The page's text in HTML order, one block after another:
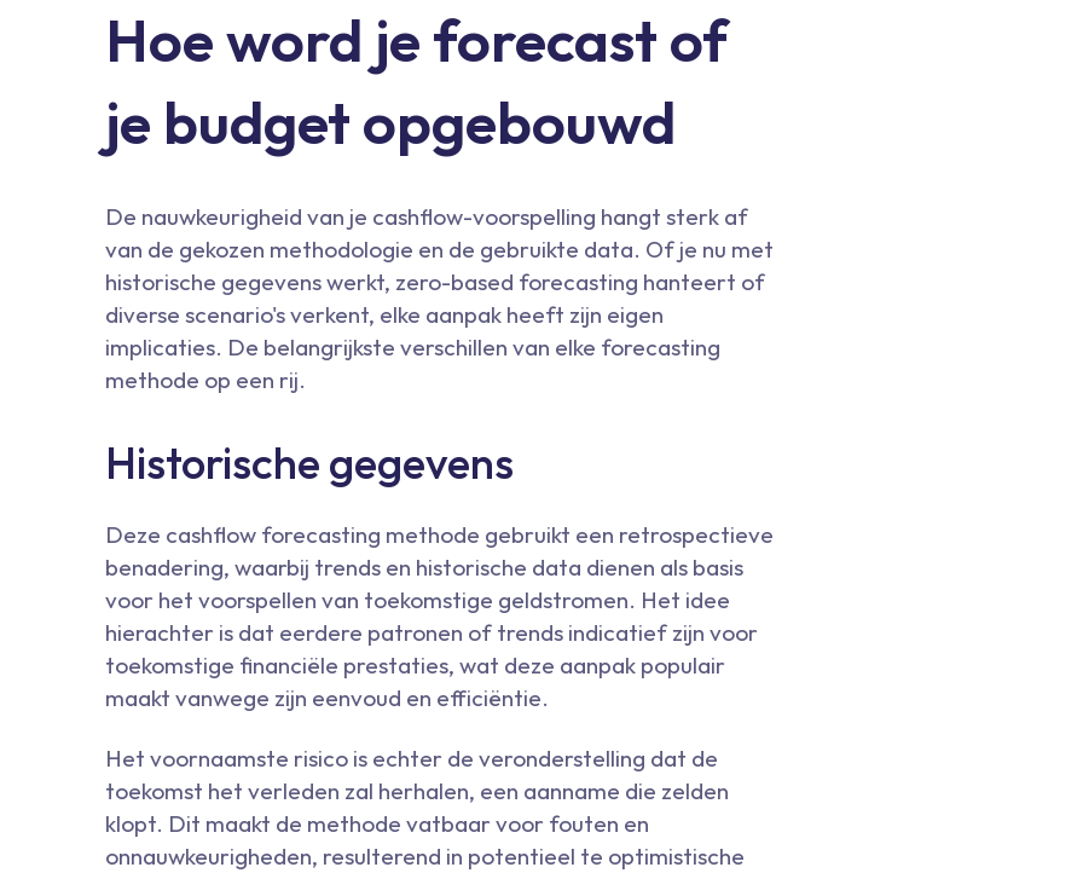
Hoe word je forecast of
je budget opgebouwd
De nauwkeurigheid van je cashflow-voorspelling hangt sterk af
van de gekozen methodologie en de gebruikte data. Of je nu met
historische gegevens werkt, zero-based forecasting hanteert of
diverse scenario's verkent, elke aanpak heeft zijn eigen
implicaties. De belangrijkste verschillen van elke forecasting
methode op een rij.
Historische gegevens
Deze cashflow forecasting methode gebruikt een retrospectieve
benadering, waarbij trends en historische data dienen als basis
voor het voorspellen van toekomstige geldstromen. Het idee
hierachter is dat eerdere patronen of trends indicatief zijn voor
toekomstige financiële prestaties, wat deze aanpak populair
maakt vanwege zijn eenvoud en efficiëntie.
Het voornaamste risico is echter de veronderstelling dat de
toekomst het verleden zal herhalen, een aanname die zelden
klopt. Dit maakt de methode vatbaar voor fouten en
onnauwkeurigheden, resulterend in potentieel te optimistische